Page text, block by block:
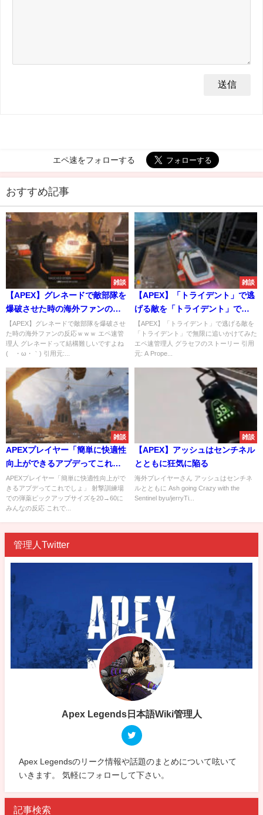
エペ速をフォローする
おすすめ記事
雑談
【APEX】グレネードで敵部隊を
爆破させた時の海外ファンの反
応ｗｗｗ
【APEX】グレネードで敵部隊を爆破させ
た時の海外ファンの反応ｗｗｗ エペ速管
理人 グレネードって結構難しいですよね
(´・ω・｀) 引用元:...
雑談
【APEX】「トライデント」で逃
げる敵を「トライデント」で無
限に追いかけてみた
【APEX】「トライデント」で逃げる敵を
「トライデント」で無限に追いかけてみた
エペ速管理人 グラセフのストーリー 引用
元: A Prope...
雑談
APEXプレイヤー「簡単に快適性
向上ができるアプデってこれで
しょ」
APEXプレイヤー「簡単に快適性向上がで
きるアプデってこれでしょ」 射撃訓練場
での弾薬ピックアップサイズを20→60に
みんなの反応 これで...
雑談
【APEX】アッシュはセンチネル
とともに狂気に陥る
海外プレイヤーさん アッシュはセンチネ
ルとともに Ash going Crazy with the
Sentinel byu/jerryTi...
管理人Twitter
Apex Legends日本語Wiki管理人
Apex Legendsのリーク情報や話題のまとめについて呟いて
いきます。 気軽にフォローして下さい。
記事検索